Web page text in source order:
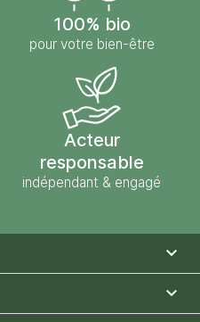
100% bio
pour votre bien-être
Acteur
responsable
indépendant & engagé

